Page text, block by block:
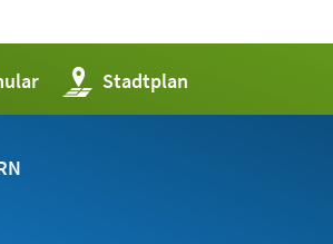
Stadtplan
(Öffnet
in
einem